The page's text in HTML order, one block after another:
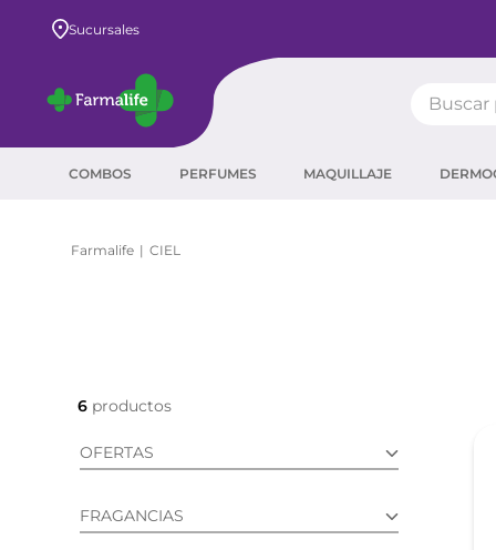
Sucursales
COMBOS PERFUMES MAQUILLAJE
CIEL
6
OFERTAS
FRAGANCIAS